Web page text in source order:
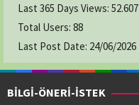
Last 365 Days Views: 52.607
Total Users: 88
Last Post Date: 24/06/2026
BİLGİ-ÖNERİ-İSTEK